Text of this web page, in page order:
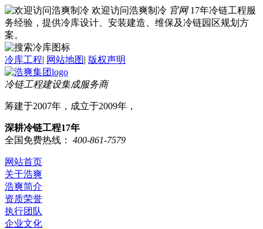
欢迎访问浩爽制冷 官网 17年冷链工程服
务经验，提供冷库设计、安装建造、维保及冷链园区规划方
案。
冷库工程| 网站地图| 版权声明
冷链工程建设集成服务商
筹建于2007年，成立于2009年，
深耕冷链工程17年
全国免费热线：
400-861-7579
网站首页
关于浩爽
浩爽简介
资质荣誉
执行团队
企业文化